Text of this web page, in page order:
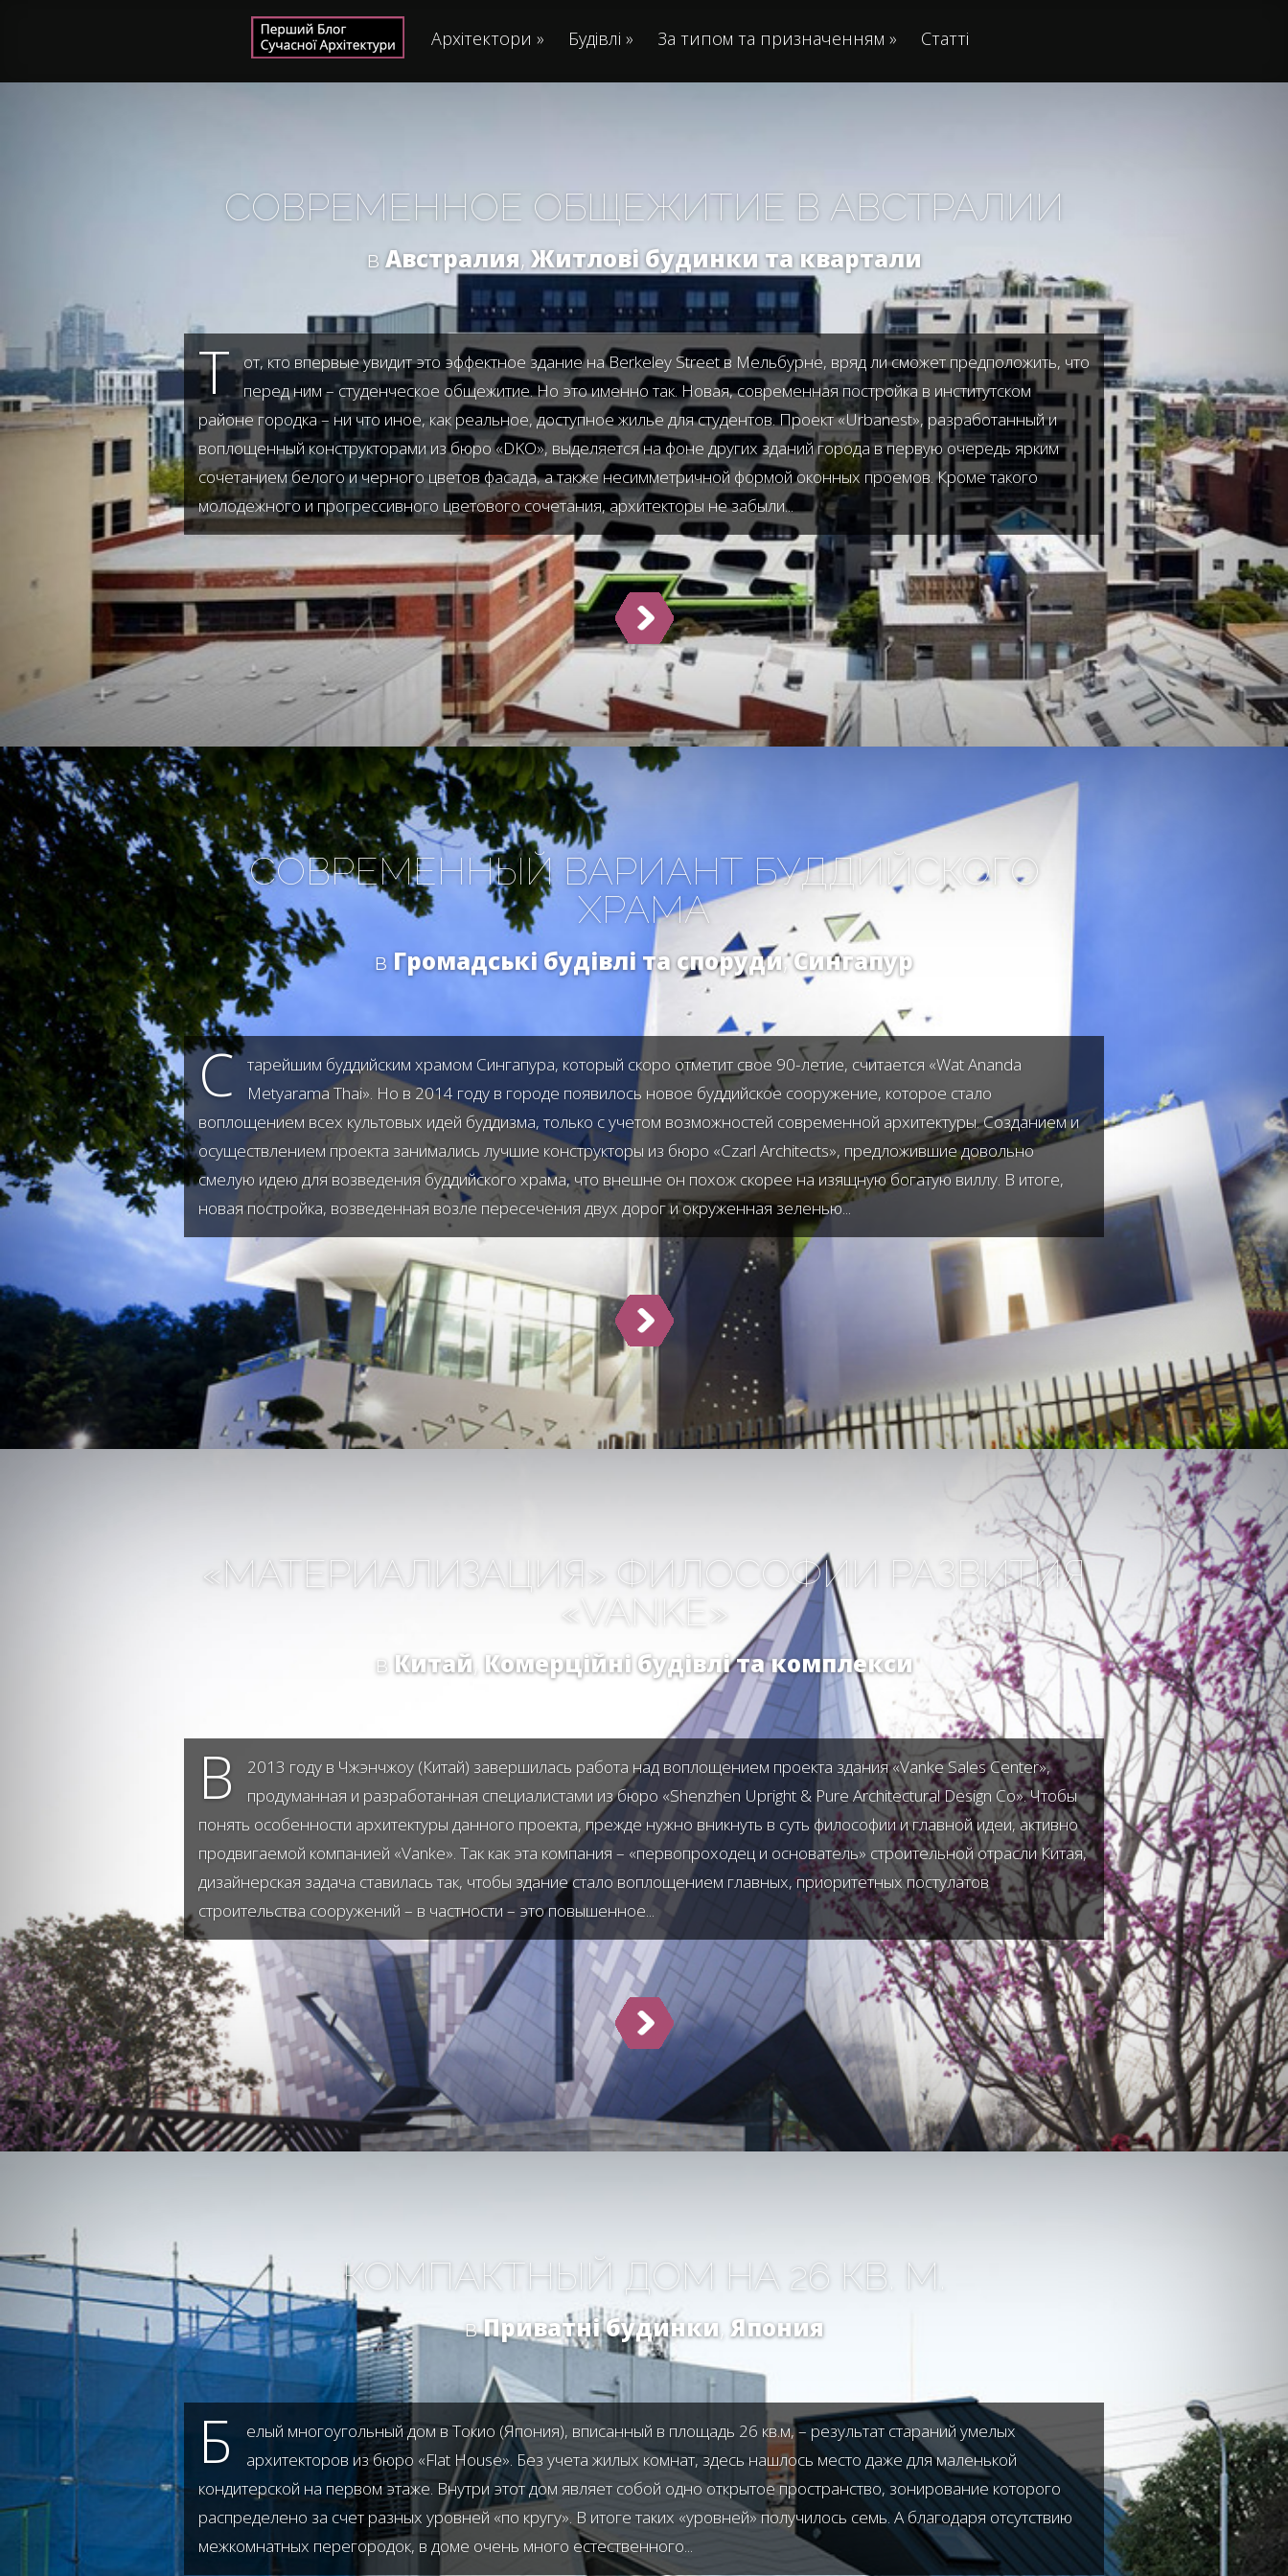
Архітектори » Будівлі » За типом та призначенням » Статті
СОВРЕМЕННОЕ ОБЩЕЖИТИЕ В АВСТРАЛИИ
вАвстралия, Житлові будинки та квартали
Т
от, кто впервые увидит это эффектное здание на Berkeley Street в Мельбурне, вряд ли сможет предположить, что
перед ним – студенческое общежитие. Но это именно так. Новая, современная постройка в институтском
районе городка – ни что иное, как реальное, доступное жилье для студентов. Проект «Urbanest», разработанный и
воплощенный конструкторами из бюро «DKO», выделяется на фоне других зданий города в первую очередь ярким
сочетанием белого и черного цветов фасада, а также несимметричной формой оконных проемов. Кроме такого
молодежного и прогрессивного цветового сочетания, архитекторы не забыли...
СОВРЕМЕННЫЙ ВАРИАНТ БУДДИЙСКОГО
ХРАМА
вГромадські будівлі та споруди,Сингапур
С
тарейшим буддийским храмом Сингапура, который скоро отметит свое 90-летие, считается «Wat Ananda
Metyarama Thai». Но в 2014 году в городе появилось новое буддийское сооружение, которое стало
воплощением всех культовых идей буддизма, только с учетом возможностей современной архитектуры. Созданием и
осуществлением проекта занимались лучшие конструкторы из бюро «Czarl Architects», предложившие довольно
смелую идею для возведения буддийского храма, что внешне он похож скорее на изящную богатую виллу. В итоге,
новая постройка, возведенная возле пересечения двух дорог и окруженная зеленью...
«МАТЕРИАЛИЗАЦИЯ» ФИЛОСОФИИ РАЗВИТИЯ
«VANKE»
в Китай, Комерційні будівлі та комплекси
В
2013 году в Чжэнчжоу (Китай) завершилась работа над воплощением проекта здания «Vanke Sales Center»,
продуманная и разработанная специалистами из бюро «Shenzhen Upright & Pure Architectural Design Co». Чтобы
понять особенности архитектуры данного проекта, прежде нужно вникнуть в суть философии и главной идеи, активно
продвигаемой компанией «Vanke». Так как эта компания – «первопроходец и основатель» строительной отрасли Китая,
дизайнерская задача ставилась так, чтобы здание стало воплощением главных, приоритетных постулатов
строительства сооружений – в частности – это повышенное...
КОМПАКТНЫЙ ДОМ НА 26 КВ. М.
вПриватні будинки, Япония
Б
елый многоугольный дом в Токио (Япония), вписанный в площадь 26 кв.м, – результат стараний умелых
архитекторов из бюро «Flat House». Без учета жилых комнат, здесь нашлось место даже для маленькой
кондитерской на первом этаже. Внутри этот дом являет собой одно открытое пространство, зонирование которого
распределено за счет разных уровней «по кругу». В итоге таких «уровней» получилось семь. А благодаря отсутствию
межкомнатных перегородок, в доме очень много естественного...